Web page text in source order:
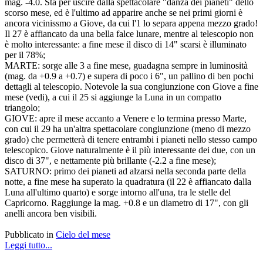
mag. -4.0. Sta per uscire dalla spettacolare "danza dei pianeti" dello
scorso mese, ed è l'ultimo ad apparire anche se nei primi giorni è
ancora vicinissmo a Giove, da cui l'1 lo separa appena mezzo grado!
Il 27 è affiancato da una bella falce lunare, mentre al telescopio non
è molto interessante: a fine mese il disco di 14" scarsi è illuminato
per il 78%;
MARTE: sorge alle 3 a fine mese, guadagna sempre in luminosità
(mag. da +0.9 a +0.7) e supera di poco i 6", un pallino di ben pochi
dettagli al telescopio. Notevole la sua congiunzione con Giove a fine
mese (vedi), a cui il 25 si aggiunge la Luna in un compatto
triangolo;
GIOVE: apre il mese accanto a Venere e lo termina presso Marte,
con cui il 29 ha un'altra spettacolare congiunzione (meno di mezzo
grado) che permetterà di tenere entrambi i pianeti nello stesso campo
telescopico. Giove naturalmente è il più interessante dei due, con un
disco di 37", e nettamente più brillante (-2.2 a fine mese);
SATURNO: primo dei pianeti ad alzarsi nella seconda parte della
notte, a fine mese ha superato la quadratura (il 22 è affiancato dalla
Luna all'ultimo quarto) e sorge intorno all'una, tra le stelle del
Capricorno. Raggiunge la mag. +0.8 e un diametro di 17", con gli
anelli ancora ben visibili.
Pubblicato in Cielo del mese
Leggi tutto...